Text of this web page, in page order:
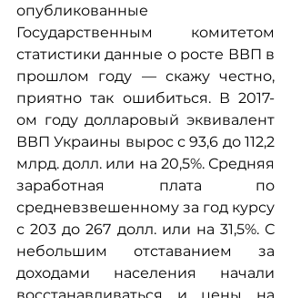
опубликованные
Государственным комитетом
статистики данные о росте ВВП в
прошлом году — скажу честно,
приятно так ошибиться. В 2017-
ом году долларовый эквивалент
ВВП Украины вырос с 93,6 до 112,2
млрд. долл. или на 20,5%. Средняя
заработная плата по
средневзвешенному за год курсу
с 203 до 267 долл. или на 31,5%. С
небольшим отставанием за
доходами населения начали